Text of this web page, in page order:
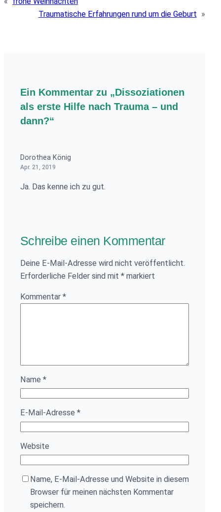
Traumatische Erfahrungen rund um die Geburt »
Ein Kommentar zu „Dissoziationen
als erste Hilfe nach Trauma – und
dann?“
Dorothea König
Apr. 21, 2019
Ja. Das kenne ich zu gut.
Schreibe einen Kommentar
Deine E-Mail-Adresse wird nicht veröffentlicht.
Erforderliche Felder sind mit *markiert
Kommentar *
Name *
E-Mail-Adresse *
Website
Name, E-Mail-Adresse und Website in diesem
Browser für meinen nächsten Kommentar
speichern.